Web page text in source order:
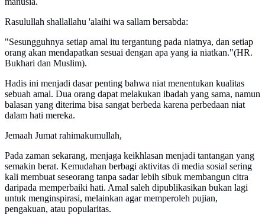
Rasulullah shallallahu 'alaihi wa sallam bersabda:
"Sesungguhnya setiap amal itu tergantung pada niatnya, dan setiap
orang akan mendapatkan sesuai dengan apa yang ia niatkan."(HR.
Bukhari dan Muslim).
Hadis ini menjadi dasar penting bahwa niat menentukan kualitas
sebuah amal. Dua orang dapat melakukan ibadah yang sama, namun
balasan yang diterima bisa sangat berbeda karena perbedaan niat
dalam hati mereka.
Jemaah Jumat rahimakumullah,
Pada zaman sekarang, menjaga keikhlasan menjadi tantangan yang
semakin berat. Kemudahan berbagi aktivitas di media sosial sering
kali membuat seseorang tanpa sadar lebih sibuk membangun citra
daripada memperbaiki hati. Amal saleh dipublikasikan bukan lagi
untuk menginspirasi, melainkan agar memperoleh pujian,
pengakuan, atau popularitas.